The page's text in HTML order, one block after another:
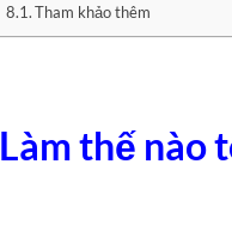
Tham khảo thêm
Làm thế nào